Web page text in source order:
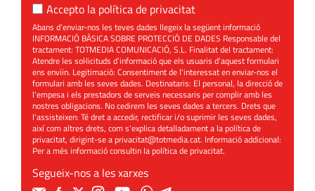
Accepto la política de privacitat
Abans d'enviar-nos les teves dades llegeix la següent informació
INFORMACIÓ BÀSICA SOBRE PROTECCIÓ DE DADES Responsable del
tractament: TOTMEDIA COMUNICACIÓ, S.L. Finalitat del tractament:
Atendre les sol·licituds d'informació que els usuaris d'aquest formulari
ens enviïn. Legitimació: Consentiment de l'interessat en enviar-nos el
formulari amb les seves dades. Destinataris: El personal, la direcció de
l'empesa i els prestadors de serveis necessaris per complir amb les
nostres obligacions. No cedirem les seves dades a tercers. Drets que
l'assisteixen: Té dret a accedir, rectificar i/o suprimir les seves dades,
així com altres drets, com s'explica detalladament a la política de
privacitat, dirigint-se aprivacitat@totmedia.cat. Informació addicional:
Per a més informació consultin lapolítica de privacitat.
Segueix-nos a les xarxes